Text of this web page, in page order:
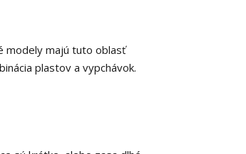
modely majú tuto oblasť
plastov a vypchávok.